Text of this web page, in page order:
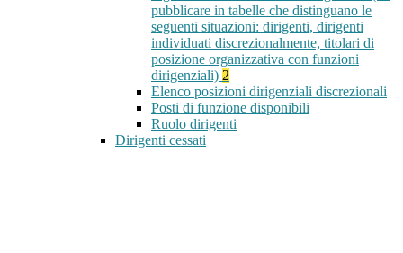
pubblicare in tabelle che distinguano le
seguenti situazioni: dirigenti, dirigenti
individuati discrezionalmente, titolari di
posizione organizzativa con funzioni
dirigenziali) 2
Elenco posizioni dirigenziali discrezionali
Posti di funzione disponibili
Ruolo dirigenti
Dirigenti cessati